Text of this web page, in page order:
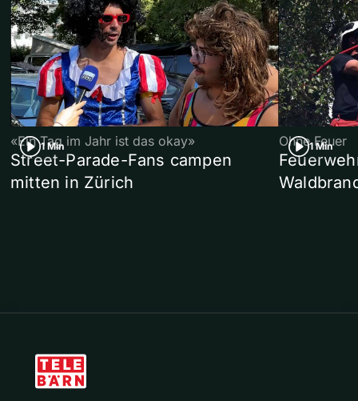
1 Min
«Ein Tag im Jahr ist das okay»
Street-Parade-Fans campen
mitten in Zürich
1 Min
Ohne Feuer